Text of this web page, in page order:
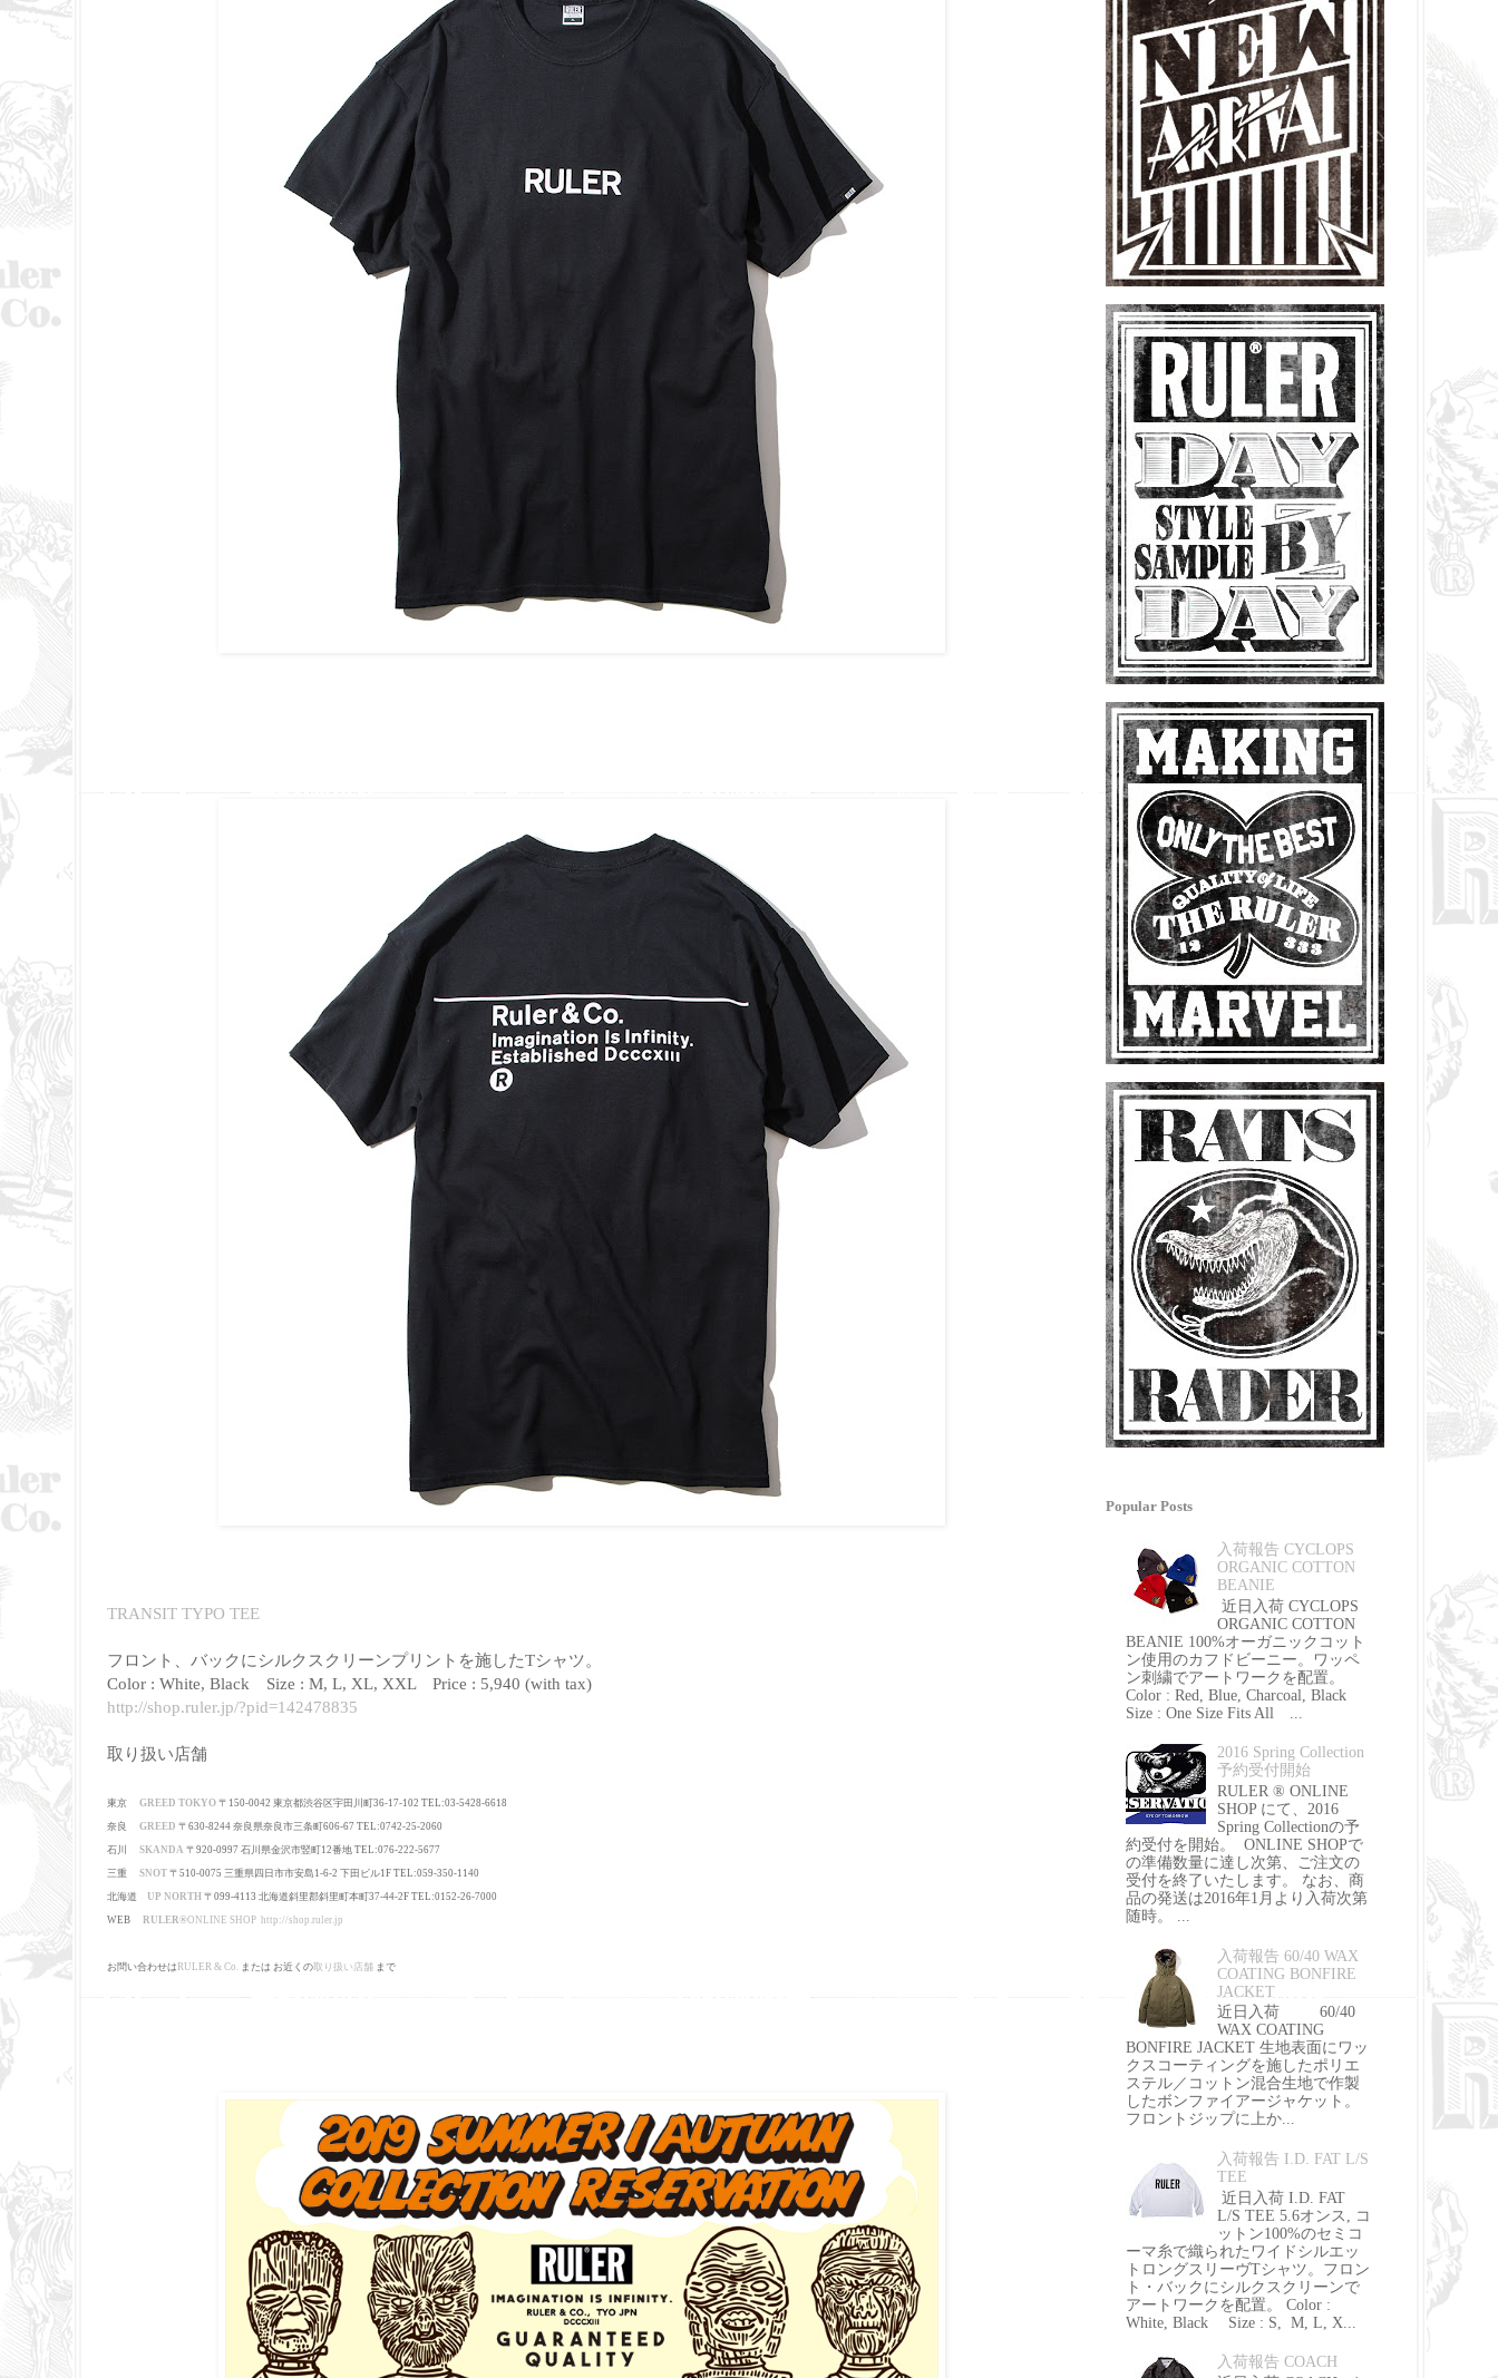
TRANSIT TYPO TEE
フロント、バックにシルクスクリーンプリントを施したTシャツ。
Color : White, Black Size : M, L, XL, XXL Price : 5,940 (with tax)
http://shop.ruler.jp/?pid=142478835
取り扱い店舗
東京 GREED TOKYO 〒150-0042 東京都渋谷区宇田川町36-17-102 TEL:03-5428-6618
奈良 GREED 〒630-8244 奈良県奈良市三条町606-67 TEL:0742-25-2060
石川 SKANDA 〒920-0997 石川県金沢市竪町12番地 TEL:076-222-5677
三重 SNOT 〒510-0075 三重県四日市市安島1-6-2 下田ビル1F TEL:059-350-1140
北海道 UP NORTH 〒099-4113 北海道斜里郡斜里町本町37-44-2F TEL:0152-26-7000
WEB RULER®ONLINE SHOP http://shop.ruler.jp
お問い合わせは RULER & Co. または お近くの 取り扱い店舗 まで
Popular Posts
入荷報告 CYCLOPS
ORGANIC COTTON
BEANIE
近日入荷 CYCLOPS
ORGANIC COTTON
BEANIE 100%オーガニックコット
ン使用のカフドビーニー。ワッペ
ン刺繍でアートワークを配置。
Color : Red, Blue, Charcoal, Black
Size : One Size Fits All ...
2016 Spring Collection
予約受付開始
RULER ® ONLINE
SHOP にて、2016
Spring Collectionの予
約受付を開始。 ONLINE SHOPで
の準備数量に達し次第、ご注文の
受付を終了いたします。 なお、商
品の発送は2016年1月より入荷次第
随時。 ...
入荷報告 60/40 WAX
COATING BONFIRE
JACKET
近日入荷 60/40
WAX COATING
BONFIRE JACKET 生地表面にワッ
クスコーティングを施したポリエ
ステル／コットン混合生地で作製
したボンファイアージャケット。
フロントジップに上か...
入荷報告 I.D. FAT L/S
TEE
近日入荷 I.D. FAT
L/S TEE 5.6オンス, コ
ットン100%のセミコ
ーマ糸で織られたワイドシルエッ
トロングスリーヴTシャツ。フロン
ト・バックにシルクスクリーンで
アートワークを配置。 Color :
White, Black Size : S, M, L, X...
入荷報告 COACH